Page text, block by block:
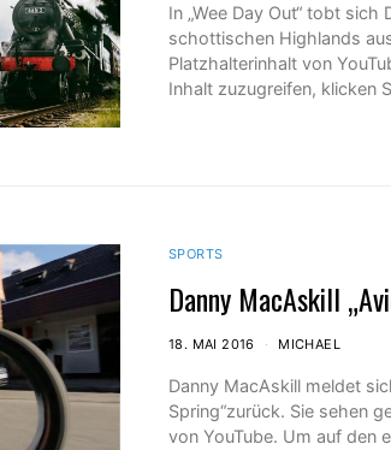
In „Wee Day Out“ tobt sich
schottischen Highlands
Platzhalterinhalt von
Inhalt zuzugreifen, klicken
SPORTS
Danny MacAskill
18. MAI 2016 MICHAEL
Danny MacAskill meldet
Spring“zurück. Sie sehen
von YouTube. Um auf den